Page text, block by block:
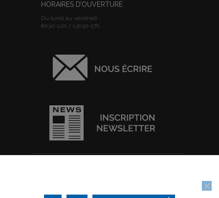
HORAIRES D’OUVERTURE
Du lundi au vendredi :
8h30-12h / 13h30-17h
Tous droits réservés © Ville de Thouars -